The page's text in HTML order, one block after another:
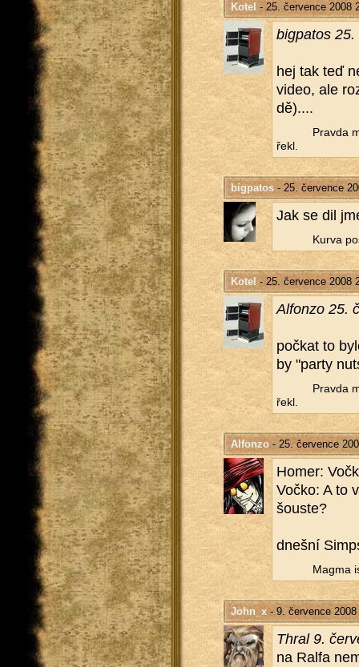
Kotel - 25. července 2008
bi­g­pa­tos
hej tak teď
video, ale
dě)....
Prav­da
řekl.
bigpatos- 25. července
Jak se dil
Kurva
Kotel - 25. července 2008
Al­fon­zo 25.
po­čkat to
by "party
Prav­da
řekl.
Alfonzo- 25. července
Homer:
Vočko: A to
šous­te?
dneš­ní
Magma
John_x- 9. července 2008
Thral 9.
na Ralfa